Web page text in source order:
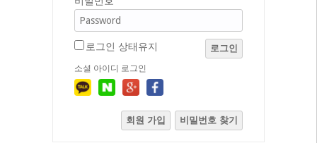
로그인 상태유지 로그인
소셜 아이디 로그인
회원 가입 비밀번호 찾기